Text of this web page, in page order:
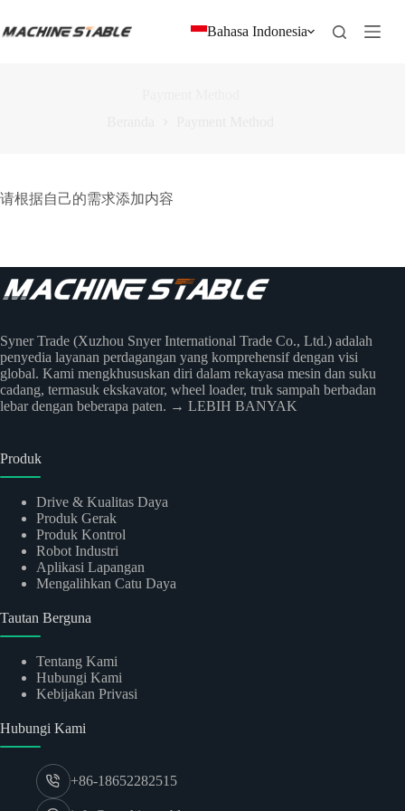
ke
konten
Bahasa Indonesia
请根据自己的需求添加内容
Syner Trade (Xuzhou Snyer International Trade Co., Ltd.) adalah
penyedia layanan perdagangan yang komprehensif dengan visi
global. Kami mengkhususkan diri dalam rekayasa mesin dan suku
cadang, termasuk ekskavator, wheel loader, truk sampah berbadan
lebar dengan beberapa paten. → LEBIH BANYAK
Produk
Drive & Kualitas Daya
Produk Gerak
Produk Kontrol
Robot Industri
Aplikasi Lapangan
Mengalihkan Catu Daya
Tautan Berguna
Tentang Kami
Hubungi Kami
Kebijakan Privasi
Hubungi Kami
+86-18652282515